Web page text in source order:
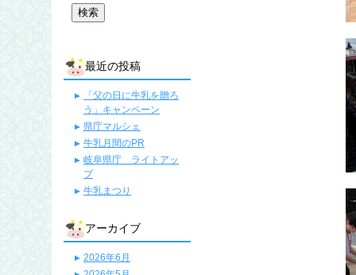
最近の投稿
「父の日に牛乳を贈ろ
う」キャンペーン
県庁マルシェ
牛乳月間のPR
岐阜県庁 ライトアッ
プ
牛乳まつり
アーカイブ
2026年6月